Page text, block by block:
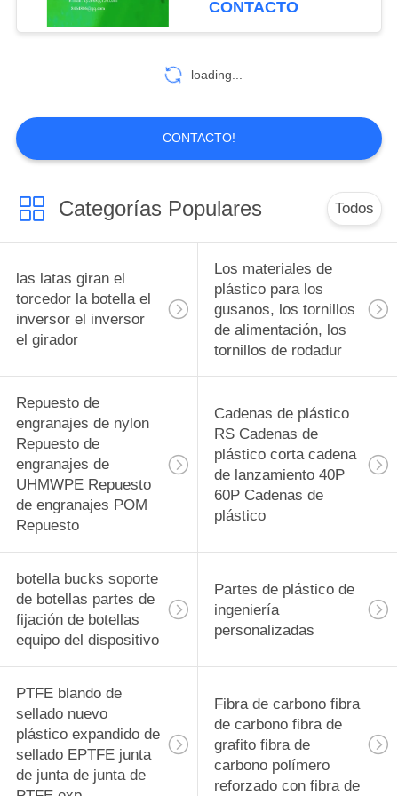
polímero reforzado
con fibra de
Diseño de moldes
piezas de piezas de
accesorios
10
Pistones bujes de
rodamiento
Ingeniería Plásticos
pistones bujes de
rodamiento
6
PVDF Material de
precisión
Componentes
mecanizados CNC
29
Tecapeek CNC
PEEK Partes
mecanizadas,
componentes
mecanizados PEEK
CONTACTO
loading...
CONTACTO!
Categorías Populares Todos
las latas giran el
torcedor la botella el
inversor el inversor
el girador
Los materiales de
plástico para los
gusanos, los tornillos
de alimentación, los
tornillos de rodadur
Repuesto de
engranajes de nylon
Repuesto de
engranajes de
UHMWPE Repuesto
de engranajes POM
Repuesto
Cadenas de plástico
RS Cadenas de
plástico corta cadena
de lanzamiento 40P
60P Cadenas de
plástico
botella bucks soporte
de botellas partes de
fijación de botellas
equipo del dispositivo
Partes de plástico de
ingeniería
personalizadas
PTFE blando de
sellado nuevo
plástico expandido de
sellado EPTFE junta
de junta de junta de
Fibra de carbono fibra
de carbono fibra de
grafito fibra de
carbono polímero
reforzado con fibra de